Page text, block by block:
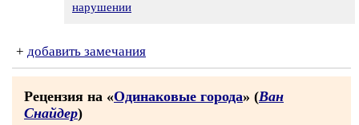
нарушении
+ добавить замечания
Рецензия на «Одинаковые города» (Ван
Снайдер)